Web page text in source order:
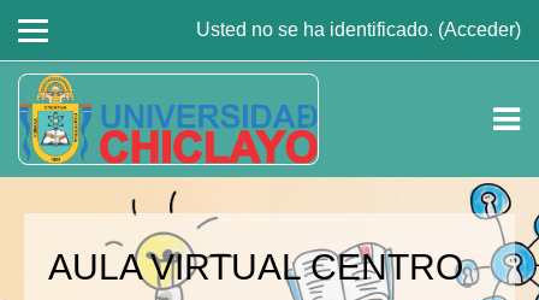
Salta al contenido principal
Usted no se ha identificado. (Acceder)
AULA VIRTUAL CENTRO